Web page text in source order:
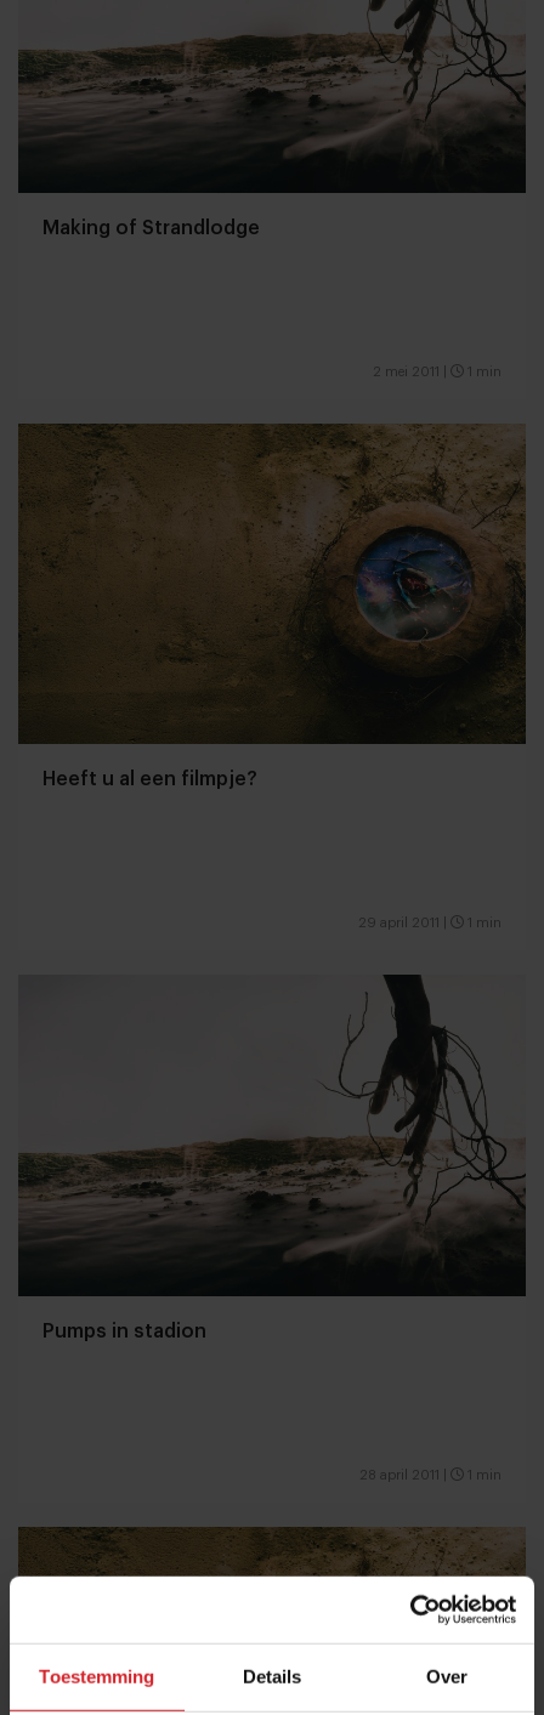
Toestemming Details Over
Making of Strandlodge
2 mei 2011 1 min
Heeft u al een filmpje?
29 april 2011 1 min
Pumps in stadion
28 april 2011 1 min